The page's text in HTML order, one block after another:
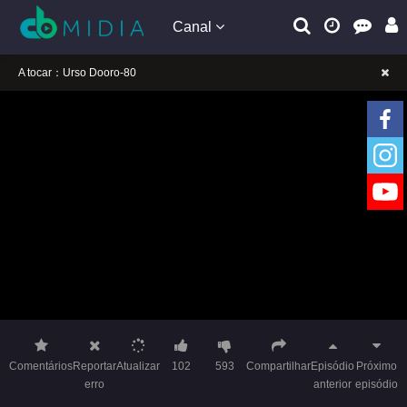
Canal
A tocar：Urso Dooro-80
ComentáriosReportar
erro
Atualizar 102 593 CompartilharEpisódio
anterior
Próximo
episódio